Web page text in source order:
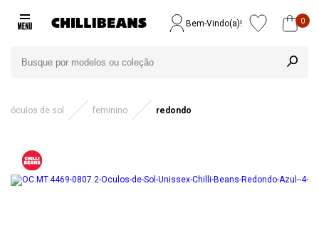
Bem-Vindo(a)! 0
óculos de sol feminino redondo